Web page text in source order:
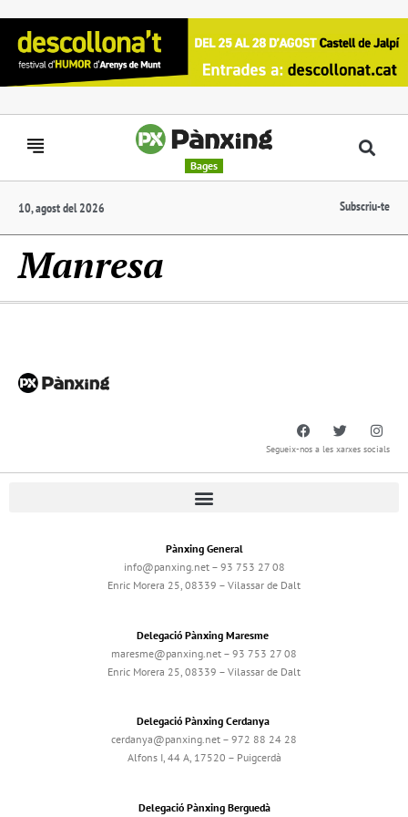
Bages
10, agost del 2026 Subscriu-te
Manresa
Segueix-nos a les xarxes socials
Pànxing General
info@panxing.net – 93 753 27 08
Enric Morera 25, 08339 – Vilassar de Dalt
Delegació Pànxing Maresme
maresme@panxing.net – 93 753 27 08
Enric Morera 25, 08339 – Vilassar de Dalt
Delegació Pànxing Cerdanya
cerdanya@panxing.net – 972 88 24 28
Alfons I, 44 A, 17520 – Puigcerdà
Delegació Pànxing Berguedà